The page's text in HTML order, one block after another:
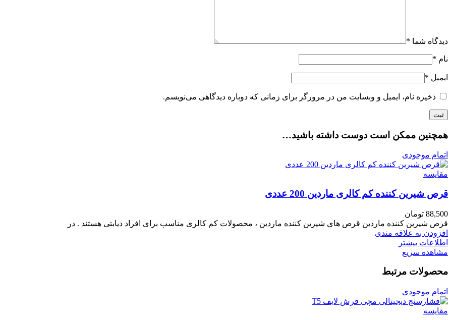
دیدگاه شما *
نام *
ایمیل *
ذخیره نام، ایمیل و وبسایت من در مرورگر برای زمانی که دوباره دیدگاهی می‌نویسم.
همچنین ممکن است دوست داشته باشید…
اتمام موجودی
مقایسه
قرص شیرین کننده کم کالری ماردین 200 عددی
88,500 تومان
قرص شیرین کننده ماردین قرص های شیرین کننده ماردین ، محصولات کم کالری مناسب برای افراد دیابتی هستند . در
افزودن به علاقه مندی
اطلاعات بیشتر
مشاهده سریع
محصولات مرتبط
اتمام موجودی
مقایسه